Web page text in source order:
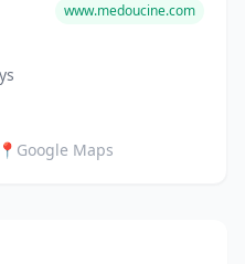
www.medoucine.com
📍 Google Maps